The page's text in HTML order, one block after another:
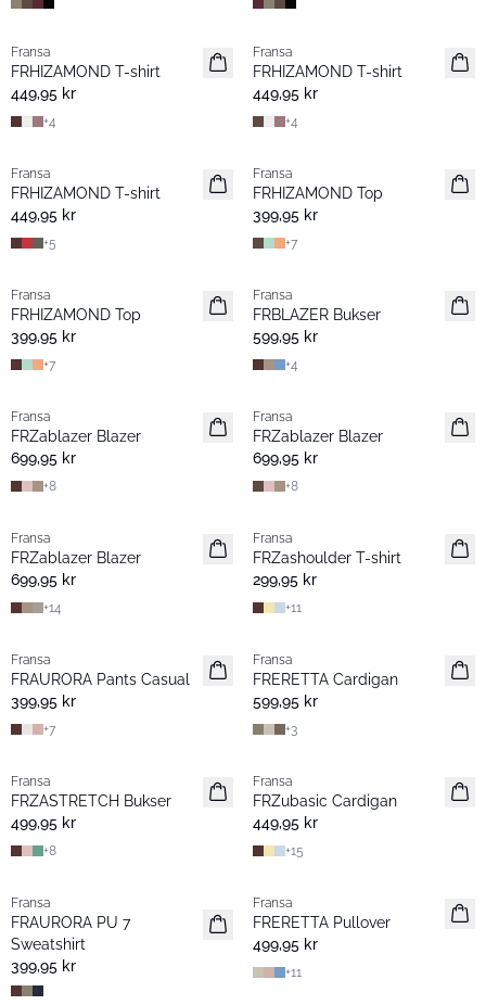
Nyhet
Fransa
FRHIZAMOND T-shirt
449,95 kr
+4
Nyhet
Fransa
FRHIZAMOND T-shirt
449,95 kr
+4
Nyhet
Fransa
FRHIZAMOND T-shirt
449,95 kr
+5
Extended size
Fransa
FRHIZAMOND Top
399,95 kr
+7
Nyhet
Fransa
FRHIZAMOND Top
399,95 kr
+7
Nyhet
Fransa
FRBLAZER Bukser
599,95 kr
+4
Nyhet
Fransa
FRZablazer Blazer
699,95 kr
+8
Nyhet
Fransa
FRZablazer Blazer
699,95 kr
+8
Nyhet
Fransa
FRZablazer Blazer
699,95 kr
+14
Nyhet
Fransa
FRZashoulder T-shirt
299,95 kr
+11
Nyhet
Fransa
FRAURORA Pants Casual
399,95 kr
+7
Nyhet
Fransa
FRERETTA Cardigan
599,95 kr
+3
Nyhet
Fransa
FRZASTRETCH Bukser
499,95 kr
+8
Nyhet
Fransa
FRZubasic Cardigan
449,95 kr
+15
Nyhet
Fransa
FRAURORA PU 7
Sweatshirt
399,95 kr
Nyhet
Fransa
FRERETTA Pullover
499,95 kr
+11